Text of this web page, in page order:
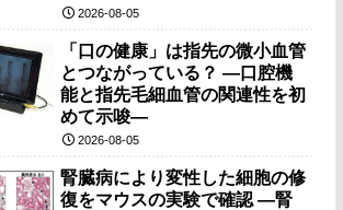
なる可能性ー
2026-08-05
「口の健康」は指先の微小血管
とつながっている？ ―口腔機
能と指先毛細血管の関連性を初
めて示唆―
2026-08-05
腎臓病により変性した細胞の修
復をマウスの実験で確認 ―腎